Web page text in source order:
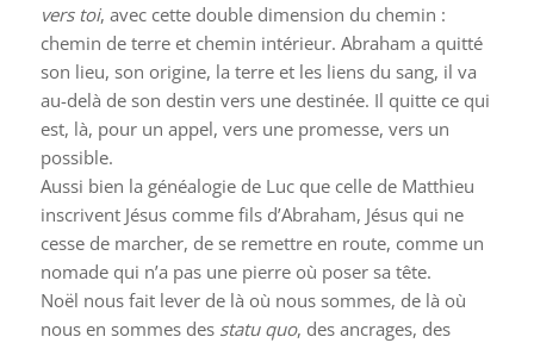
vers toi, avec cette double dimension du chemin :
chemin de terre et chemin intérieur. Abraham a quitté
son lieu, son origine, la terre et les liens du sang, il va
au-delà de son destin vers une destinée. Il quitte ce qui
est, là, pour un appel, vers une promesse, vers un
possible.
Aussi bien la généalogie de Luc que celle de Matthieu
inscrivent Jésus comme fils d’Abraham, Jésus qui ne
cesse de marcher, de se remettre en route, comme un
nomade qui n’a pas une pierre où poser sa tête.
Noël nous fait lever de là où nous sommes, de là où
nous en sommes des statu quo, des ancrages, des